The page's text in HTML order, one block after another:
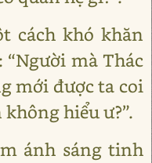
cách khó khăn
mà Thác
mới được ta coi
hiểu ư?”.
ánh sáng tinh